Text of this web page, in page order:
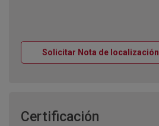
Solicitar Nota de localización
Certificación